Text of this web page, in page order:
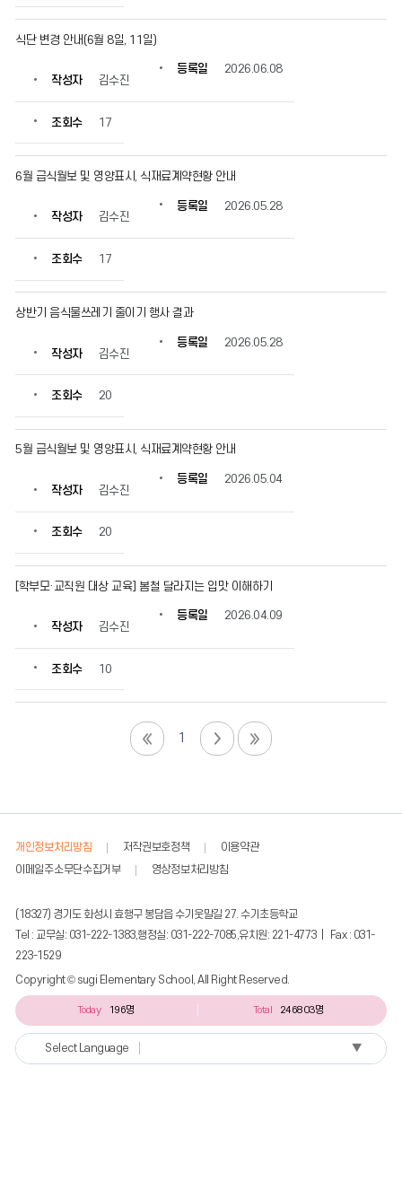
식단 변경 안내(6월 8일, 11일)
작성자 김수진
등록일 2026.06.08
조회수 17
6월 급식월보 및 영양표시, 식재료계약현황 안내
작성자 김수진
등록일 2026.05.28
조회수 17
상반기 음식물쓰레기 줄이기 행사 결과
작성자 김수진
등록일 2026.05.28
조회수 20
5월 급식월보 및 영양표시, 식재료계약현황 안내
작성자 김수진
등록일 2026.05.04
조회수 20
[학부모·교직원 대상 교육] 봄철 달라지는 입맛 이해하기
작성자 김수진
등록일 2026.04.09
조회수 10
1
개인정보처리방침 저작권보호정책
이용약관
이메일주소무단수집거부
영상정보처리방침
(18327) 경기도 화성시 효행구 봉담읍 수기웃말길 27. 수기초등학교
Tel : 교무실: 031-222-1383,행정실: 031-222-7085,유치원: 221-4773 | Fax : 031-
223-1529
Copyright © sugi Elementary School, All Right Reserved.
Today 196명 Total 246803명
Select Language ▼